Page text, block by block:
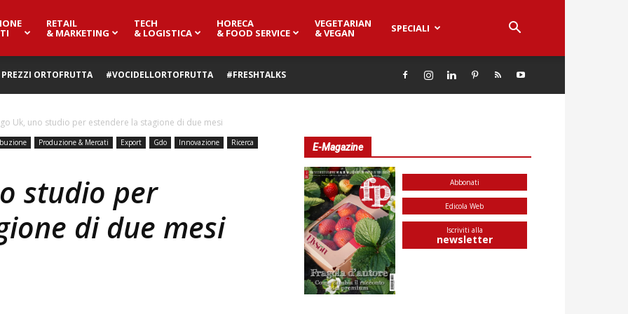
RETAIL
& MARKETING
TECH
& LOGISTICA
HORECA
& FOOD SERVICE
VEGETARIAN
& VEGAN SPECIALI
PREZZI ORTOFRUTTA #VOCIDELLORTOFRUTTA #FRESHTALKS
Uk, uno studio per estendere la stagione di due mesi
Produzione & Mercati Export Gdo Innovazione
Ricerca
studio per
di due mesi
E-Magazine
Abbonati
Edicola Web
Iscriviti alla
newsletter